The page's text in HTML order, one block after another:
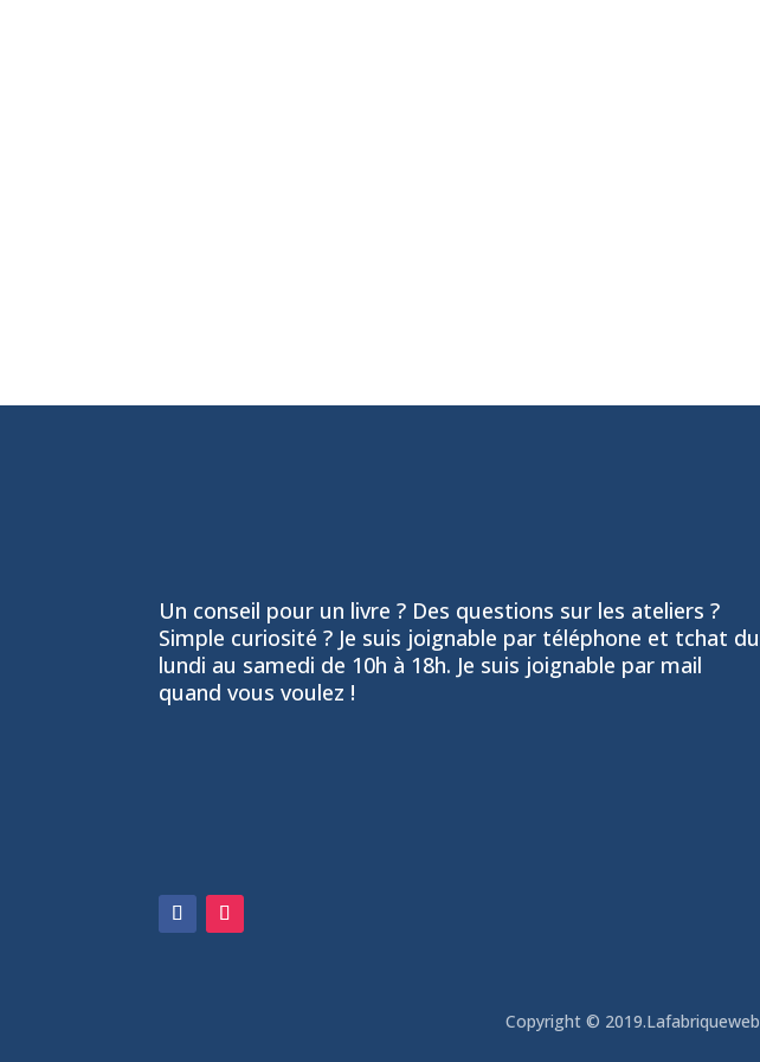
Un conseil pour un livre ? Des questions sur les ateliers ?
Simple curiosité ? Je suis joignable par téléphone et tchat du
lundi au samedi de 10h à 18h. Je suis joignable par mail
quand vous voulez !
Copyright © 2019.Lafabriqueweb